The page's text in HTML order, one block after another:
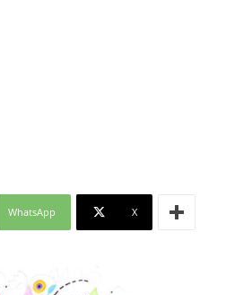
WhatsApp X